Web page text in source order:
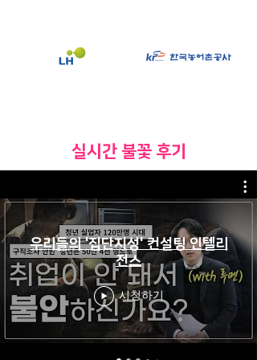
​실시간 불꽃 후기
우리들의 '집단지성' 컨설팅 인텔리
전스
시청하기